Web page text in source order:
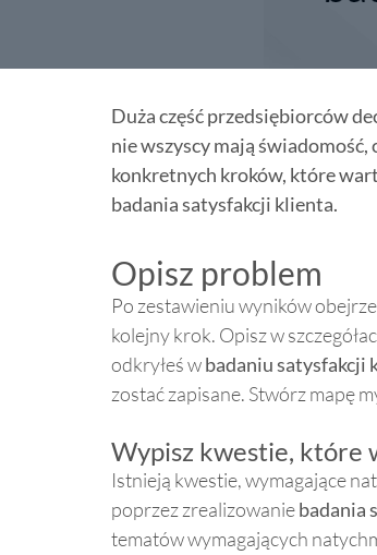
Duża część przedsiębiorców
nie wszyscy mają
konkretnych kroków, które
badania satysfakcji klienta.
Opisz problem
Po zestawieniu wyników
kolejny krok. Opisz w
odkryłeś wbadaniu satysfakcji
zostać zapisane. Stwórz mapę
Wypisz kwestie, które
Istnieją kwestie, wymagające
poprzez zrealizowaniebadania
tematów wymagających